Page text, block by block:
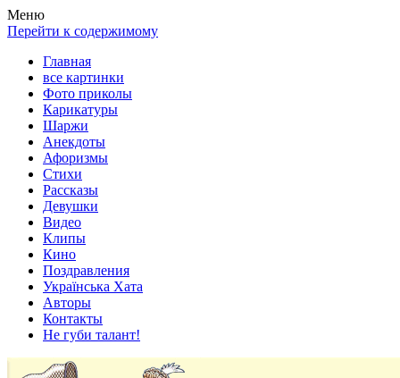
Весела хата — прикольные картинки, смешные истории,
клипы!
Покажем всем ваши фото приколы, карикатуры, шаржи, стихи,
рассказы, видео и песни!
Меню
Перейти к содержимому
Главная
все картинки
Фото приколы
Карикатуры
Шаржи
Анекдоты
Афоризмы
Стихи
Рассказы
Девушки
Видео
Клипы
Кино
Поздравления
Українська Хата
Авторы
Контакты
Не губи талант!